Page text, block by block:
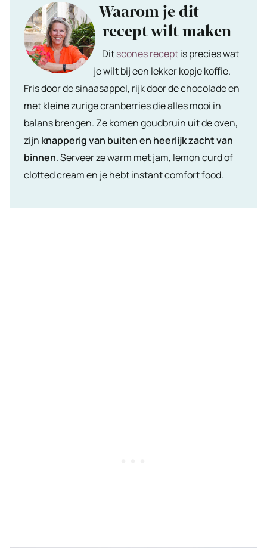
Waarom je dit
recept wilt maken
Ditscones receptis precies wat
je wilt bij een lekker kopje koffie.
Fris door de sinaasappel, rijk door de chocolade en
met kleine zurige cranberries die alles mooi in
balans brengen. Ze komen goudbruin uit de oven,
zijn knapperig van buiten en heerlijk zacht van
binnen. Serveer ze warm met jam, lemon curd of
clotted cream en je hebt instant comfort food.